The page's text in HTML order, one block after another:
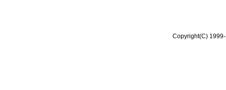
Copyright(C)